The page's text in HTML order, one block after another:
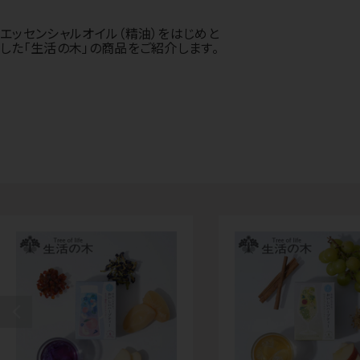
エッセンシャルオイル（精油）をはじめと
した「生活の木」の商品をご紹介します。